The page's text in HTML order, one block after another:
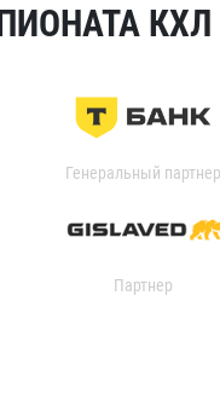
КХЛ
Генеральный партнер
Партнер